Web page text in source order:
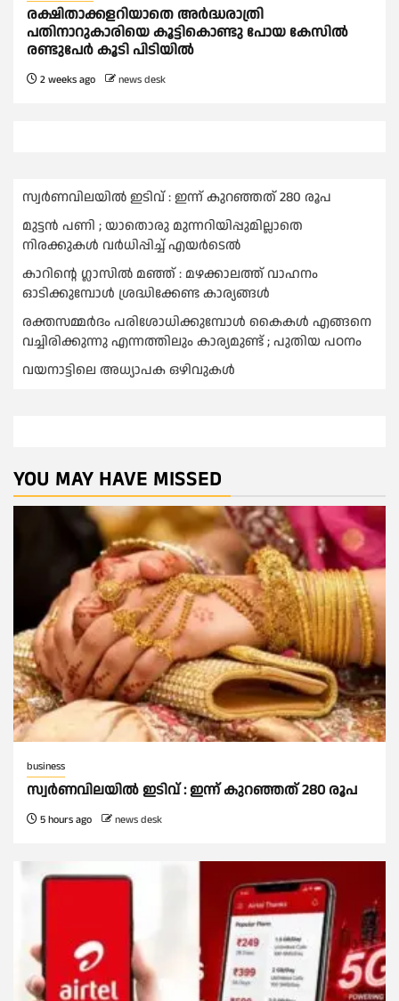
രക്ഷിതാക്കളറിയാതെ അര്‍ദ്ധരാത്രി
പതിനാറുകാരിയെ കൂട്ടികൊണ്ടു പോയ കേസില്‍
രണ്ടുപേര്‍ കൂടി പിടിയില്‍
2 weeks ago news desk
സ്വർണവിലയില്‍ ഇടിവ് : ഇന്ന് കുറഞ്ഞത് 280 രൂപ
മുട്ടൻ പണി ; യാതൊരു മുന്നറിയിപ്പുമില്ലാതെ
നിരക്കുകള്‍ വർധിപ്പിച്ച്‌ എയർടെല്‍
കാറിൻ്റെ ഗ്ലാസിൽ മഞ്ഞ് : മഴക്കാലത്ത് വാഹനം
ഓടിക്കുമ്പോള്‍ ശ്രദ്ധിക്കേണ്ട കാര്യങ്ങൾ
രക്തസമ്മര്‍ദം പരിശോധിക്കുമ്പോള്‍ കൈകള്‍ എങ്ങനെ
വച്ചിരിക്കുന്നു എന്നത്തിലും കാര്യമുണ്ട് ; പുതിയ പഠനം
വയനാട്ടിലെ അധ്യാപക ഒഴിവുകൾ
YOU MAY HAVE MISSED
business
സ്വർണവിലയില്‍ ഇടിവ് : ഇന്ന് കുറഞ്ഞത് 280 രൂപ
5 hours ago news desk